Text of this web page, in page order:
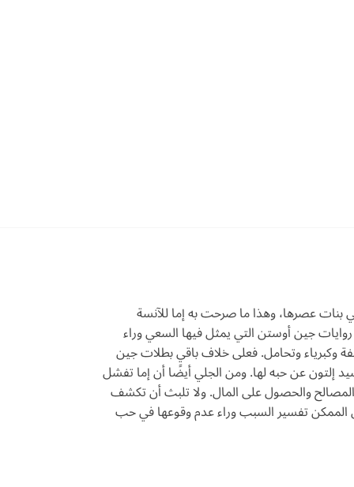
بنات عصرها، وهذا ما صرحت به إما للآنسة
جين أوستن التي يمثل فيها السعي وراء
وكبرياء وتحامل. فعلى خلاف باقي بطلات جين
إلتون عن حبه لها. ومن الجلي أيضًا أن إما تفشل
والحصول على المال. ولا تلبث أن تكشف
الممكن تفسير السبب وراء عدم وقوعها في حب